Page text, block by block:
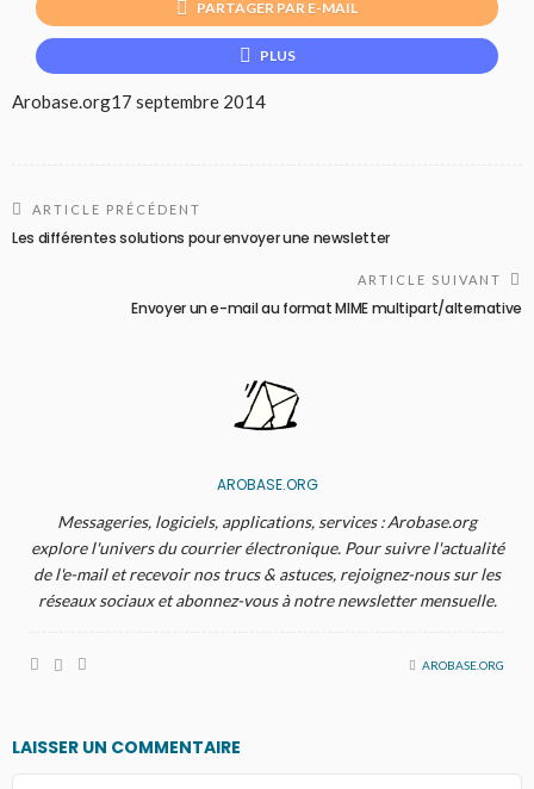
PARTAGER PAR E-MAIL
PLUS
Arobase.org17 septembre 2014
ARTICLE PRÉCÉDENT
Les différentes solutions pour envoyer une newsletter
ARTICLE SUIVANT
Envoyer un e-mail au format MIME multipart/alternative
AROBASE.ORG
Messageries, logiciels, applications, services : Arobase.org
explore l'univers du courrier électronique. Pour suivre l'actualité
de l'e-mail et recevoir nos trucs & astuces, rejoignez-nous sur les
réseaux sociaux et abonnez-vous à notre newsletter mensuelle.
AROBASE.ORG
LAISSER UN COMMENTAIRE